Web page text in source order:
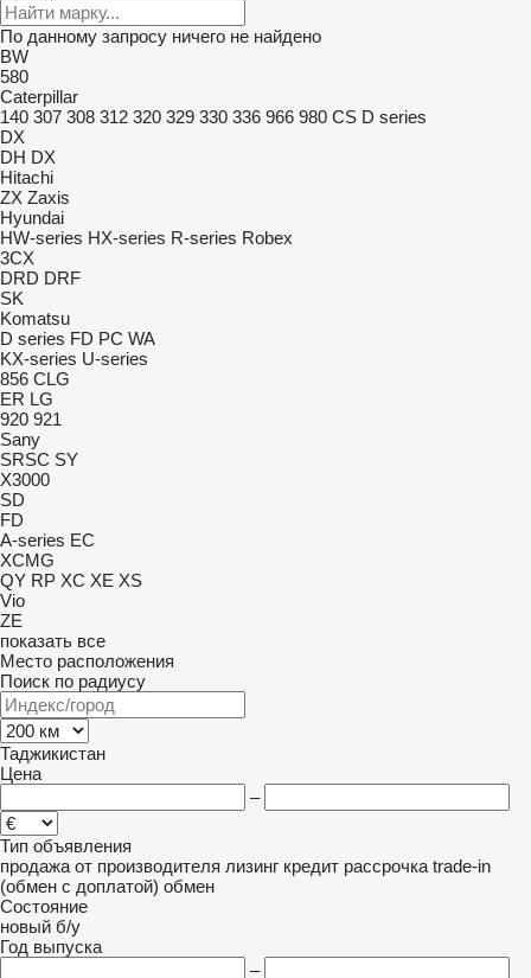
По данному запросу ничего не найдено
BW
580
Caterpillar
140 307 308 312 320 329 330 336 966 980 CS D series
DX
DH DX
Hitachi
ZX Zaxis
Hyundai
HW-series HX-series R-series Robex
3CX
DRD DRF
SK
Komatsu
D series FD PC WA
KX-series U-series
856 CLG
ER LG
920 921
Sany
SRSC SY
X3000
SD
FD
A-series EC
XCMG
QY RP XC XE XS
Vio
ZE
показать все
Место расположения
Поиск по радиусу
Таджикистан
Цена
–
Тип объявления
продажа от производителя лизинг кредит рассрочка trade-in
(обмен с доплатой) обмен
Состояние
новый б/у
Год выпуска
–